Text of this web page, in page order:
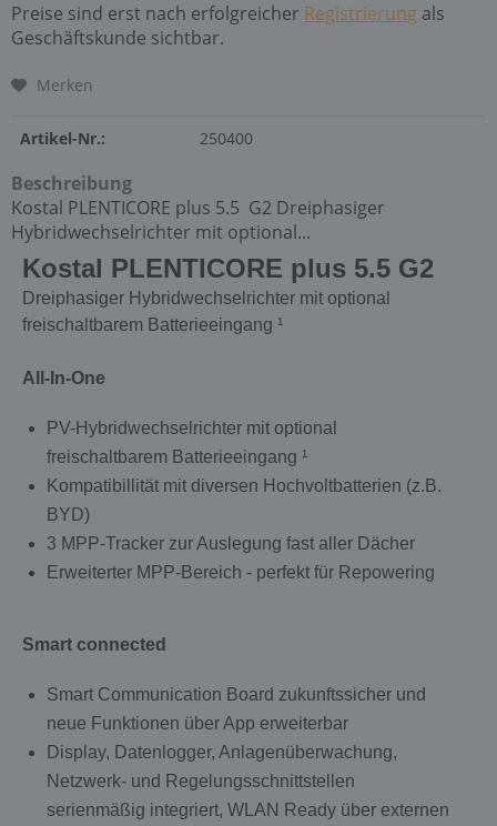
Preise sind erst nach erfolgreicher Registrierung als
Geschäftskunde sichtbar.
Merken
Artikel-Nr.: 250400
Beschreibung
Kostal PLENTICORE plus 5.5 G2 Dreiphasiger
Hybridwechselrichter mit optional...
Kostal PLENTICORE plus 5.5 G2
Dreiphasiger Hybridwechselrichter mit optional
freischaltbarem Batterieeingang ¹
All-In-One
PV-Hybridwechselrichter mit optional
freischaltbarem Batterieeingang ¹
Kompatibillität mit diversen Hochvoltbatterien (z.B.
BYD)
3 MPP-Tracker zur Auslegung fast aller Dächer
Erweiterter MPP-Bereich - perfekt für Repowering
Smart connected
Smart Communication Board zukunftssicher und
neue Funktionen über App erweiterbar
Display, Datenlogger, Anlagenüberwachung,
Netzwerk- und Regelungsschnittstellen
serienmäßig integriert, WLAN Ready über externen